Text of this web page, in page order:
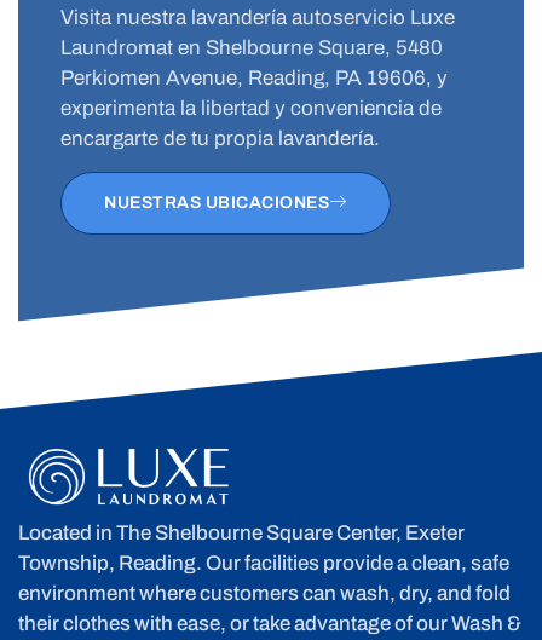
Visita nuestra lavandería autoservicio Luxe
Laundromat en Shelbourne Square, 5480
Perkiomen Avenue, Reading, PA 19606, y
experimenta la libertad y conveniencia de
encargarte de tu propia lavandería.
NUESTRAS UBICACIONES
Located in The Shelbourne Square Center, Exeter
Township, Reading. Our facilities provide a clean, safe
environment where customers can wash, dry, and fold
their clothes with ease, or take advantage of our Wash &